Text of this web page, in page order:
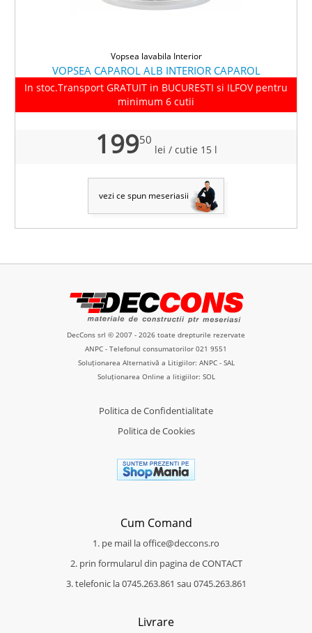
Vopsea lavabila Interior
VOPSEA CAPAROL ALB INTERIOR CAPAROL
In stoc.Transport GRATUIT in BUCURESTI si ILFOV pentru
minimum 6 cutii
19950
lei / cutie 15 l
vezi ce spun meseriasii
DecCons srl © 2007 - 2026 toate drepturile rezervate
ANPC - Telefonul consumatorilor 021 9551
Soluționarea Alternativă a Litigiilor: ANPC - SAL
Soluționarea Online a litigiilor: SOL
Politica de Confidentialitate
Politica de Cookies
Cum Comand
1. pe mail la office@deccons.ro
2. prin formularul din pagina de CONTACT
3. telefonic la 0745.263.861 sau 0745.263.861
Livrare